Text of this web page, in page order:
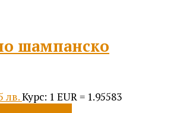
шампанско
лв.Курс: 1 EUR = 1.95583